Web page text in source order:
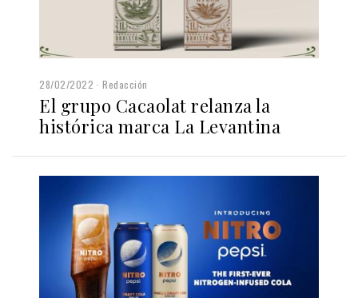
28/02/2022 Redacción
El grupo Cacaolat relanza la
histórica marca La Levantina